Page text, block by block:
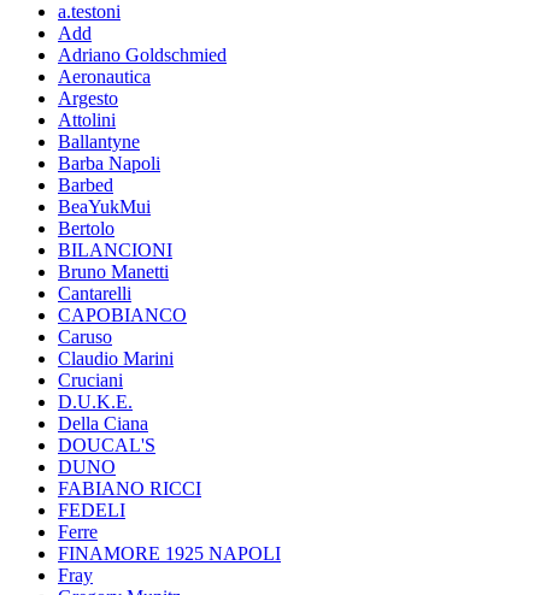
a.testoni
Add
Adriano Goldschmied
Aeronautica
Argesto
Attolini
Ballantyne
Barba Napoli
Barbed
BeaYukMui
Bertolo
BILANCIONI
Bruno Manetti
Cantarelli
CAPOBIANCO
Caruso
Claudio Marini
Cruciani
D.U.K.E.
Della Ciana
DOUCAL'S
DUNO
FABIANO RICCI
FEDELI
Ferre
FINAMORE 1925 NAPOLI
Fray